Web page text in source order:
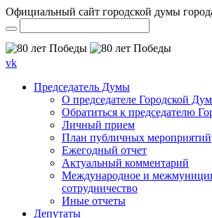
Официальный сайт городской думы
vk
Председатель Думы
О председателе Городской
Обратиться к председателю
Личный прием
План публичных мероприятий
Ежегодный отчет
Актуальный комментарий
Международное и
сотрудничество
Иные отчеты
Депутаты